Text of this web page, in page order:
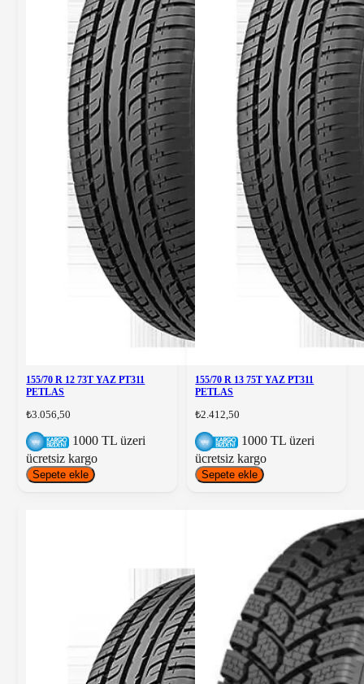
155/70 R 12 73T YAZ PT311
PETLAS
₺3.056,50
1000 TL üzeri
ücretsiz kargo
Sepete ekle
155/70 R 13 75T YAZ PT311
PETLAS
₺2.412,50
1000 TL üzeri
ücretsiz kargo
Sepete ekle